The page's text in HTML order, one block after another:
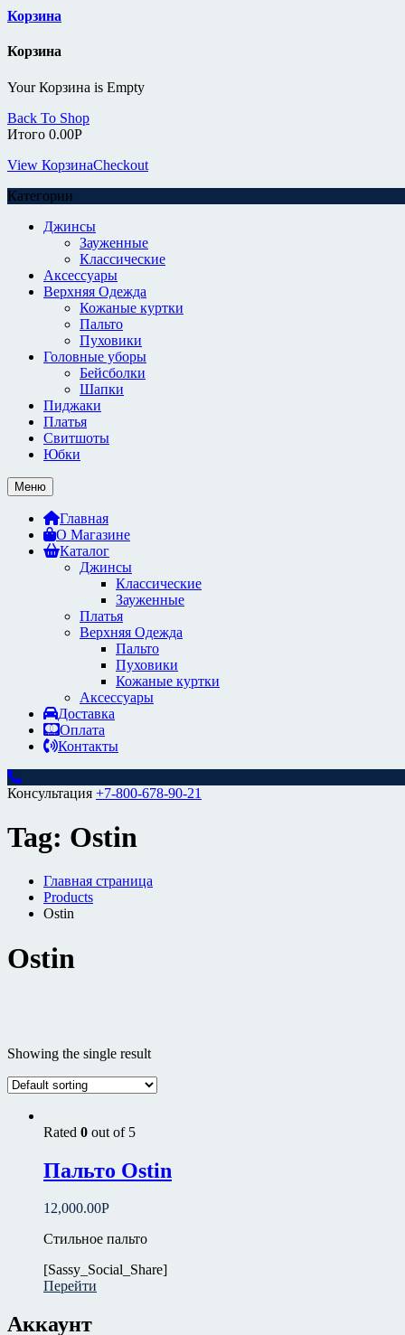
Корзина
Корзина
Your Корзина is Empty
Back To Shop
Итого 0.00Р
View КорзинаCheckout
Категории
Джинсы
Зауженные
Классические
Аксессуары
Верхняя Одежда
Кожаные куртки
Пальто
Пуховики
Головные уборы
Бейсболки
Шапки
Пиджаки
Платья
Свитшоты
Юбки
Меню
Главная
О Магазине
Каталог
Джинсы
Классические
Зауженные
Платья
Верхняя Одежда
Пальто
Пуховики
Кожаные куртки
Аксессуары
Доставка
Оплата
Контакты
Консультация +7-800-678-90-21
Tag: Ostin
Главная страница
Products
Ostin
Ostin
Бежевый(0)
голубой(1)
Красная(1)
белый(0)
красный(0)
черный
41(0)
43(0)
Showing the single result
Rated 0 out of 5
Пальто Ostin
12,000.00Р
Стильное пальто
[Sassy_Social_Share]
Перейти
Аккаунт